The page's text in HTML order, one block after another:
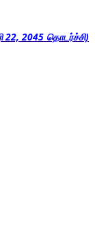
22, 2045 தொடர்ச்சி)